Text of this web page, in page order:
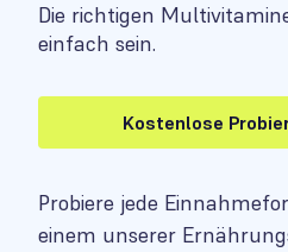
Die richtigen
einfach sein.
Probiere jede
einem unserer
Kostenlose